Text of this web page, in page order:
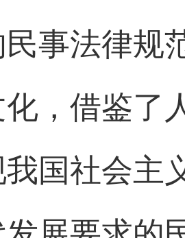
事法律规
，借鉴了
国社会主